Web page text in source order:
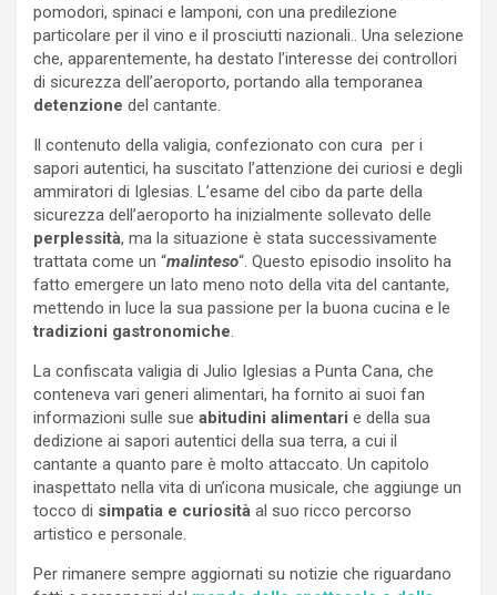
pomodori, spinaci e lamponi, con una predilezione
particolare per il vino e il prosciutti nazionali.. Una selezione
che, apparentemente, ha destato l’interesse dei controllori
di sicurezza dell’aeroporto, portando alla temporanea
detenzione del cantante.
Il contenuto della valigia, confezionato con cura per i
sapori autentici, ha suscitato l’attenzione dei curiosi e degli
ammiratori di Iglesias. L’esame del cibo da parte della
sicurezza dell’aeroporto ha inizialmente sollevato delle
perplessità, ma la situazione è stata successivamente
trattata come un “malinteso“. Questo episodio insolito ha
fatto emergere un lato meno noto della vita del cantante,
mettendo in luce la sua passione per la buona cucina e le
tradizioni gastronomiche.
La confiscata valigia di Julio Iglesias a Punta Cana, che
conteneva vari generi alimentari, ha fornito ai suoi fan
informazioni sulle sue abitudini alimentari e della sua
dedizione ai sapori autentici della sua terra, a cui il
cantante a quanto pare è molto attaccato. Un capitolo
inaspettato nella vita di un’icona musicale, che aggiunge un
tocco di simpatia e curiosità al suo ricco percorso
artistico e personale.
Per rimanere sempre aggiornati su notizie che riguardano